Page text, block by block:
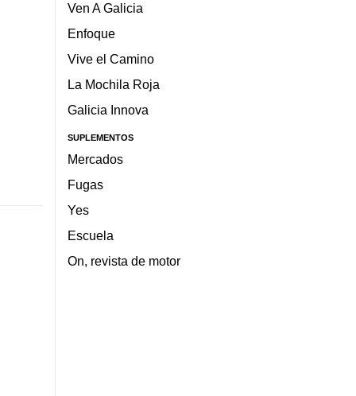
Ven A Galicia
Enfoque
Vive el Camino
La Mochila Roja
Galicia Innova
SUPLEMENTOS
Mercados
Fugas
Yes
Escuela
On, revista de motor